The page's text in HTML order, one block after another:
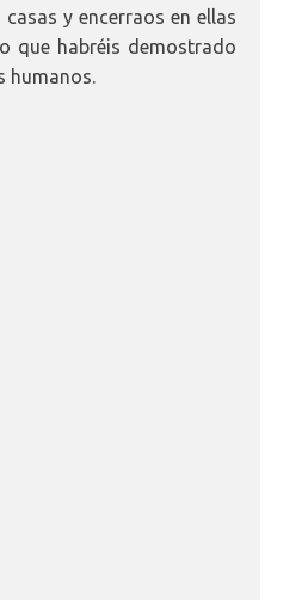
y encerraos en ellas
que habréis demostrado
humanos.